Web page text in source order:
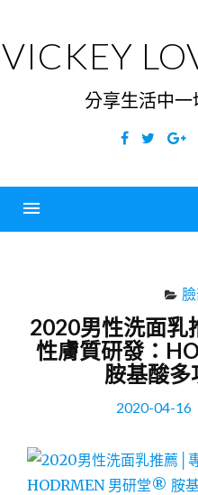
content
VICKEY
分享生活中
Facebook
Twitter
2020男性洗面乳
性膚質研發：
胺基酸多
2020-04-16